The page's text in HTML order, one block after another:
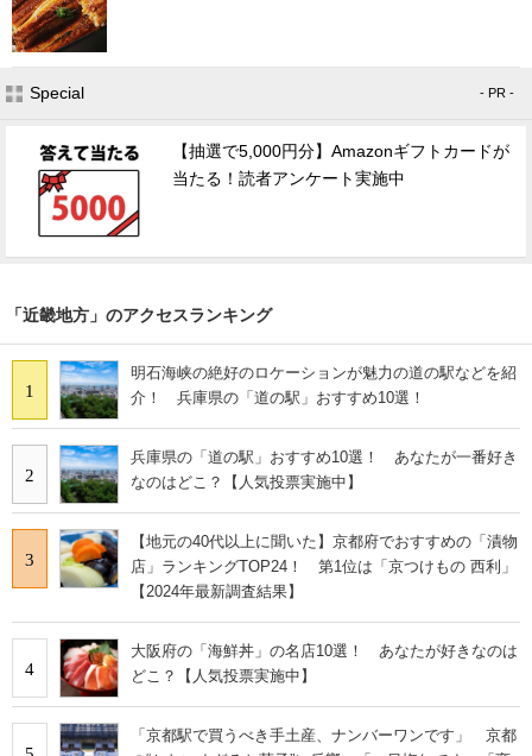
Special - PR -
【抽選で5,000円分】Amazonギフトカードが
当たる！読者アンケート実施中
「近畿地方」のアクセスランキング
1
明石海峡の絶好のロケーションが魅力の道の駅などを紹
介！ 兵庫県の「道の駅」おすすめ10選！
2
兵庫県の「道の駅」おすすめ10選！ あなたが一番好き
なのはどこ？【人気投票実施中】
3
【地元の40代以上に聞いた】京都府でおすすめの「漬物
店」ランキングTOP24！ 第1位は「京つけもの 西利」
【2024年最新調査結果】
4
大阪府の「海鮮丼」の名店10選！ あなたが好きなのは
どこ？【人気投票実施中】
「京都駅で買うべき手土産、ナンバーワンです」 京都